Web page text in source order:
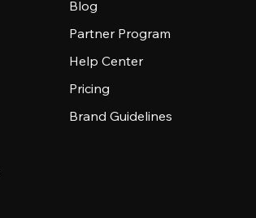
Blog
Partner Program
Help Center
Pricing
Brand Guidelines